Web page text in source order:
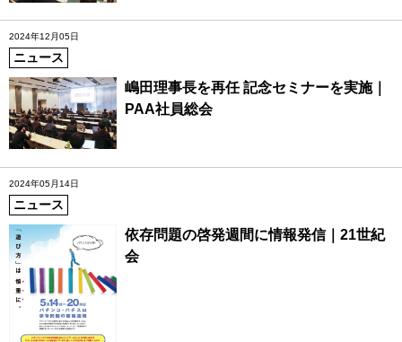
2024年12月05日
ニュース
嶋田理事長を再任 記念セミナーを実施｜
PAA社員総会
2024年05月14日
ニュース
依存問題の啓発週間に情報発信｜21世紀
会